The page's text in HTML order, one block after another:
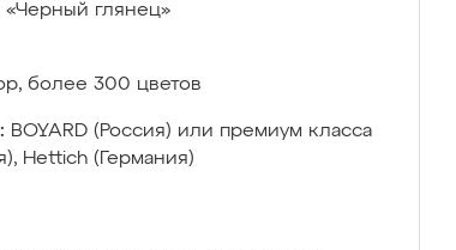
«Черный глянец»
более 300 цветов
BOYARD (Россия) или премиум класса
Hettich (Германия)